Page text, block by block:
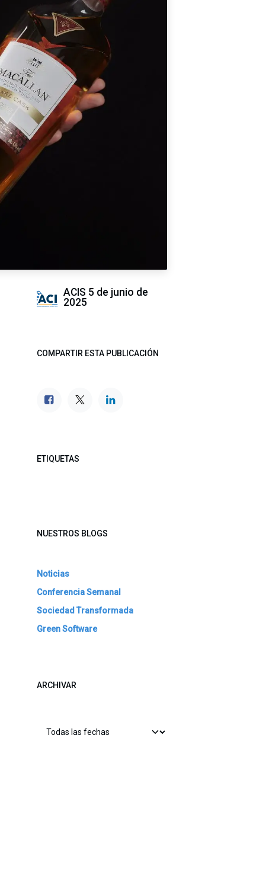
ACIS 5 de junio de
2025
COMPARTIR ESTA PUBLICACIÓN
ETIQUETAS
NUESTROS BLOGS
Noticias
Conferencia Semanal
Sociedad Transformada
Green Software
ARCHIVAR